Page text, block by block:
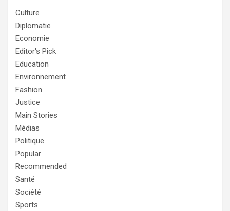
Culture
Diplomatie
Economie
Editor's Pick
Education
Environnement
Fashion
Justice
Main Stories
Médias
Politique
Popular
Recommended
Santé
Société
Sports